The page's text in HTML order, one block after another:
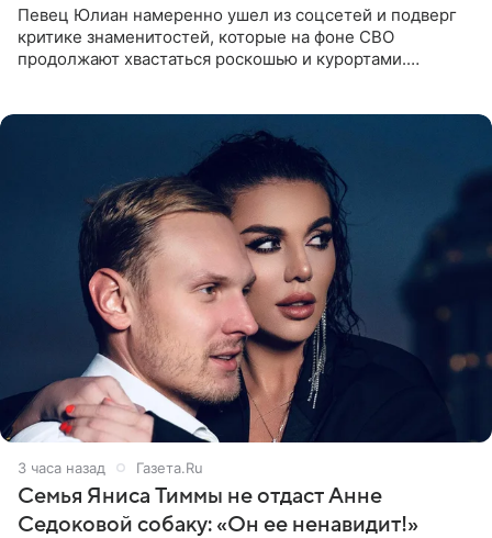
Певец Юлиан намеренно ушел из соцсетей и подверг
критике знаменитостей, которые на фоне СВО
продолжают хвастаться роскошью и курортами.
3 часа назад Газета.Ru
Семья Яниса Тиммы не отдаст Анне
Седоковой собаку: «Он ее ненавидит!»